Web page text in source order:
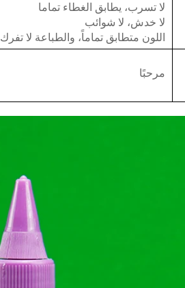
لا تسرب، يطابق الغطاء تماما
لا خدش، لا شوائب
اللون متطابق تماماً، والطباعة لا تفرك
مرحبًا